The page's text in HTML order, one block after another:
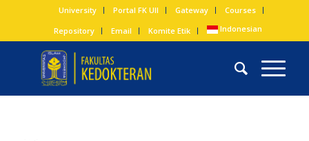
University Portal FK UII Gateway
Courses
Repository
Email Komite Etik Indonesian